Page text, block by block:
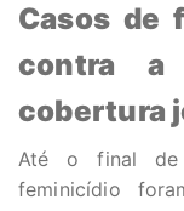
Casos de
contra a
cobertura
Até o final de
feminicídio